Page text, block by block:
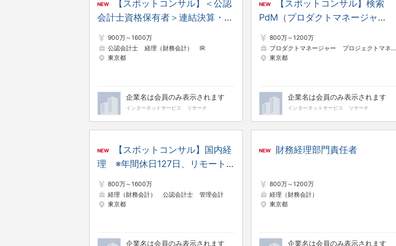
NEW
【スポットコンサル】＜公認
会計士資格保有者＞連結決算・開
127日、リモートワーク、副業可
能、福利厚生充実
900万～1600万
公認会計士
経理（財務会計）
IR
東京都
企業名は会員のみ表示されます
インターネットサービス リサーチ
NEW
【スポットコンサル】検索
PdM（プロダクトマネージャ
トワーク、副業可能、福利厚生充
実
800万～1200万
プロダクトマネージャー
プロジェクトマネージャー（Web・オープン系）
東京都
企業名は会員のみ表示されます
インターネットサービス リサーチ
NEW
【スポットコンサル】国内経
理 ※年間休日127日、リモート
800万～1600万
経理（財務会計）
公認会計士
管理会計
東京都
企業名は会員のみ表示されます
NEW 財務経理部門責任者
800万～1200万
経理（財務会計）
東京都
企業名は会員のみ表示されます